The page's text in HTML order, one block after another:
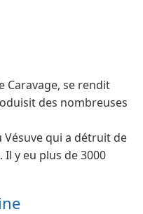
Caravage, se rendit
des nombreuses
Vésuve qui a détruit de
y eu plus de 3000